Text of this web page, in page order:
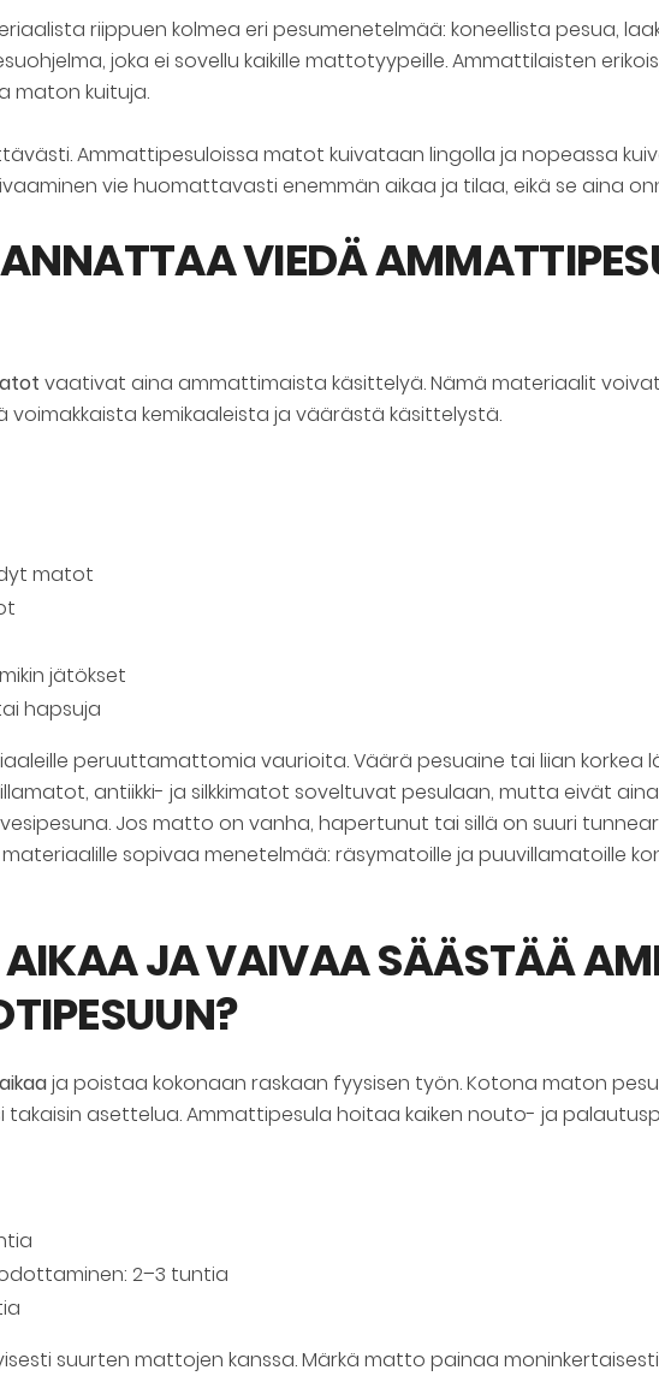
riippuen kolmea eri pesumenetelmää: koneellista pesua,
joka ei sovellu kaikille mattotyypeille. Ammattilaisten
maton kuituja.
Ammattipesuloissa matot kuivataan lingolla ja nopeassa
vie huomattavasti enemmän aikaa ja tilaa, eikä se aina
VIEDÄ
vaativat aina ammattimaista käsittelyä. Nämä materiaalit
kemikaaleista ja väärästä käsittelystä.
matot
jätökset
hapsuja
peruuttamattomia vaurioita. Väärä pesuaine tai liian
antiikki- ja silkkimatot soveltuvat pesulaan, mutta eivät
Jos matto on vanha, hapertunut tai sillä on suuri
sopivaa menetelmää: räsymatoille ja puuvillamatoille
JA VAIVAA SÄÄSTÄÄ
ja poistaa kokonaan raskaan fyysisen työn. Kotona maton
takaisin asettelua. Ammattipesula hoitaa kaiken nouto- ja
2–3 tuntia
suurten mattojen kanssa. Märkä matto painaa